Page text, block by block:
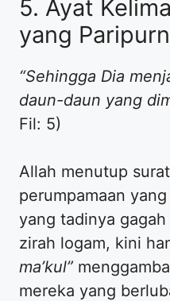
5. Ayat
yang
“Sehingga Dia
daun-daun yang
Fil: 5)
Allah menutup
perumpamaan
yang tadinya
zirah logam, kini
ma’kul”
mereka yang